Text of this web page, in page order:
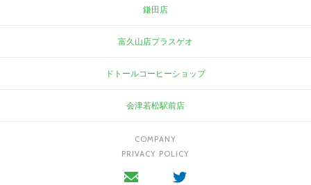
鎌田店
富久山店プラスゲオ
ドトールコーヒーショップ
会津若松駅前店
COMPANY
PRIVACY POLICY